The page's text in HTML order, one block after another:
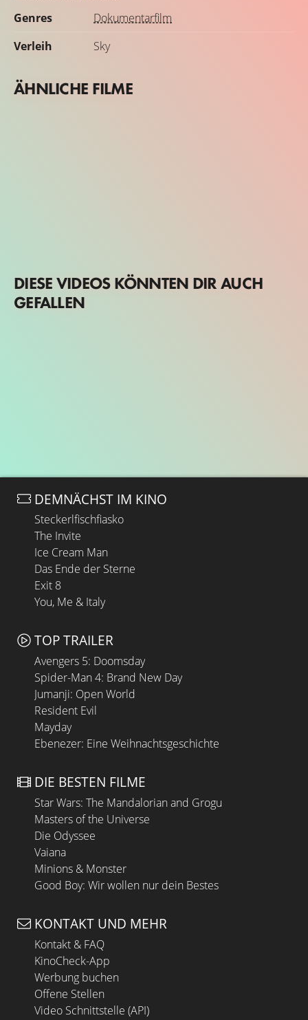
Genres
Dokumentarfilm
Verleih
Sky
ÄHNLICHE FILME
DIESE VIDEOS KÖNNTEN DIR AUCH
GEFALLEN
DEMNÄCHST IM KINO
Steckerlfischfiasko
The Invite
Ice Cream Man
Das Ende der Sterne
Exit 8
You, Me & Italy
TOP TRAILER
Avengers 5: Doomsday
Spider-Man 4: Brand New Day
Jumanji: Open World
Resident Evil
Mayday
Ebenezer: Eine Weihnachtsgeschichte
DIE BESTEN FILME
Star Wars: The Mandalorian and Grogu
Masters of the Universe
Die Odyssee
Vaiana
Minions & Monster
Good Boy: Wir wollen nur dein Bestes
KONTAKT UND MEHR
Kontakt & FAQ
KinoCheck-App
Werbung buchen
Offene Stellen
Video Schnittstelle (API)